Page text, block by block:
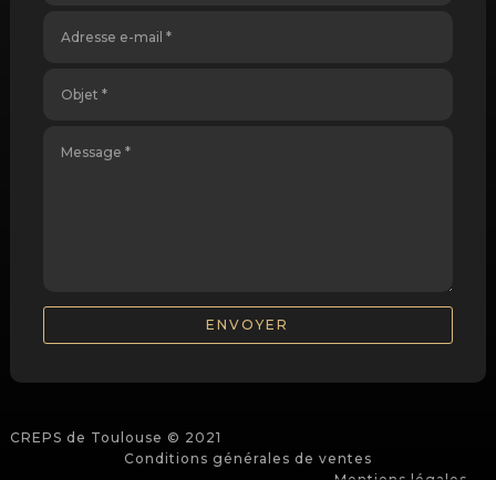
ENVOYER
CREPS de Toulouse © 2021
Conditions générales de ventes